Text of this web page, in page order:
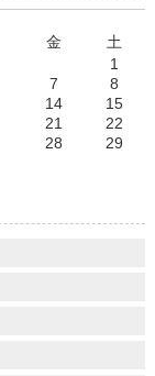
金
土
1
7
8
14
15
21
22
28
29